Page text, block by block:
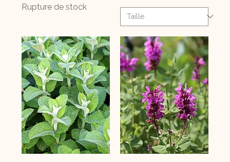
Rupture de stock